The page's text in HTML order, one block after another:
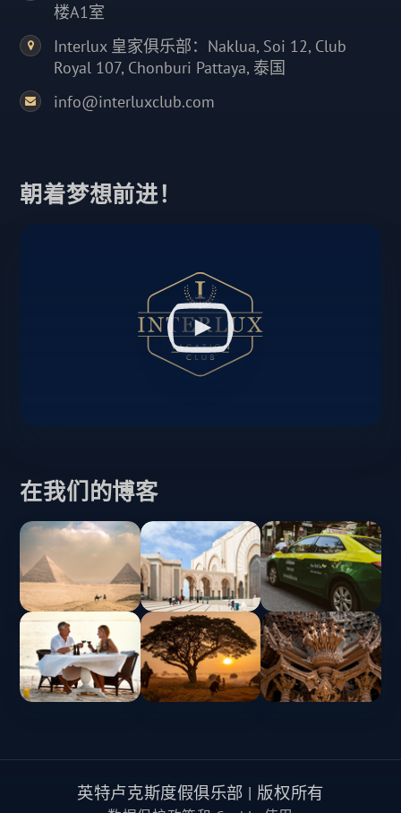
楼A1室
Interlux 皇家俱乐部：Naklua, Soi 12, Club
Royal 107, Chonburi Pattaya, 泰国
info@interluxclub.com
朝着梦想前进！
在我们的博客
英特卢克斯度假俱乐部 | 版权所有